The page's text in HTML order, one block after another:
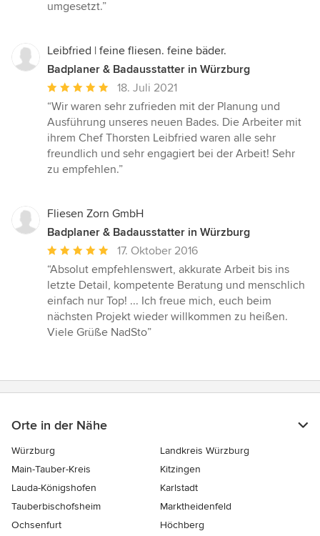
umgesetzt.”
Leibfried | feine fliesen. feine bäder.
Badplaner & Badausstatter in Würzburg
Durchschnittliche
Bewertung:
5
von
5
Sternen
18. Juli 2021
“Wir waren sehr zufrieden mit der Planung und
Ausführung unseres neuen Bades. Die Arbeiter mit
ihrem Chef Thorsten Leibfried waren alle sehr
freundlich und sehr engagiert bei der Arbeit! Sehr
zu empfehlen.”
Fliesen Zorn GmbH
Badplaner & Badausstatter in Würzburg
Durchschnittliche
Bewertung:
5
von
5
Sternen
17. Oktober 2016
“Absolut empfehlenswert, akkurate Arbeit bis ins
letzte Detail, kompetente Beratung und menschlich
einfach nur Top! ... Ich freue mich, euch beim
nächsten Projekt wieder willkommen zu heißen.
Viele Grüße NadSto”
Orte in der Nähe
Würzburg
Landkreis Würzburg
Main-Tauber-Kreis
Kitzingen
Lauda-Königshofen
Karlstadt
Tauberbischofsheim
Marktheidenfeld
Ochsenfurt
Höchberg